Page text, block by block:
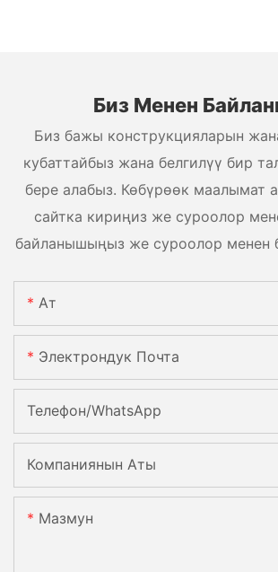
Биз Менен
Биз бажы конструкцияларын
кубаттайбыз жана белгилүү бир
бере алабыз. Көбүрөөк маалымат
сайтка кириңиз же суроолор
байланышыңыз же суроолор менен
Ат
Электрондук Почта
Телефон/whatsApp
Компаниянын Аты
Мазмун